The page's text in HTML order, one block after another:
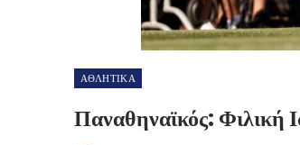
ΑΘΛΗΤΙΚΑ
Παναθηναϊκός: Φιλική